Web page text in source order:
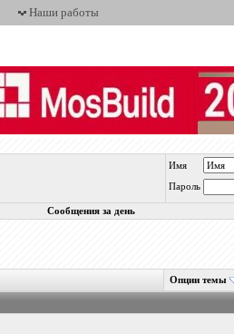
Наши работы
Имя
Пароль
Сообщения за день
Опции темы